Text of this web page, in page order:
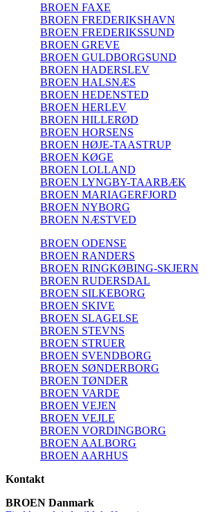
BROEN FAXE
BROEN FREDERIKSHAVN
BROEN FREDERIKSSUND
BROEN GREVE
BROEN GULDBORGSUND
BROEN HADERSLEV
BROEN HALSNÆS
BROEN HEDENSTED
BROEN HERLEV
BROEN HILLERØD
BROEN HORSENS
BROEN HØJE-TAASTRUP
BROEN KØGE
BROEN LOLLAND
BROEN LYNGBY-TAARBÆK
BROEN MARIAGERFJORD
BROEN NYBORG
BROEN NÆSTVED
BROEN ODENSE
BROEN RANDERS
BROEN RINGKØBING-SKJERN
BROEN RUDERSDAL
BROEN SILKEBORG
BROEN SKIVE
BROEN SLAGELSE
BROEN STEVNS
BROEN STRUER
BROEN SVENDBORG
BROEN SØNDERBORG
BROEN TØNDER
BROEN VARDE
BROEN VEJEN
BROEN VEJLE
BROEN VORDINGBORG
BROEN AALBORG
BROEN AARHUS
Kontakt
BROEN Danmark